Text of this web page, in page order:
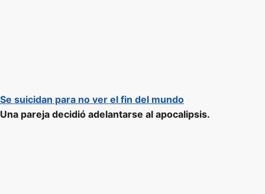
Se suicidan para no ver el fin del mundo
Una pareja decidió adelantarse al apocalipsis.